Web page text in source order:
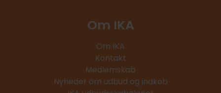
Om IKA
Om IKA
Kontakt
Medlemskab
Nyheder om udbud og indkøb